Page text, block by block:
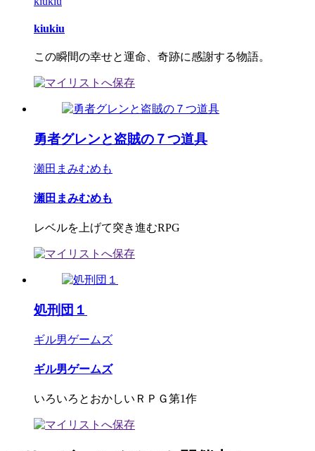
kiukiu
この瞬間の幸せと運命、奇跡に感謝する物語。
勇者グレンと盗賊の７つ道具
瀬田まみむめも
瀬田まみむめも
レベルを上げて突き進むRPG
処刑団１
ギル男ゲームズ
ギル男ゲームズ
いろいろとおかしいＲＰＧ第1作